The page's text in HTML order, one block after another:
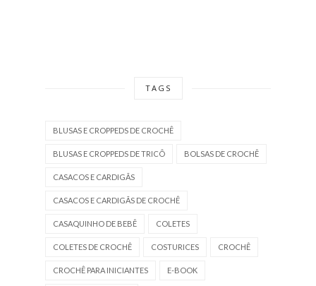
TAGS
BLUSAS E CROPPEDS DE CROCHÊ
BLUSAS E CROPPEDS DE TRICÔ BOLSAS DE CROCHÊ
CASACOS E CARDIGÃS
CASACOS E CARDIGÃS DE CROCHÊ
CASAQUINHO DE BEBÊ COLETES
COLETES DE CROCHÊ COSTURICES CROCHÊ
CROCHÊ PARA INICIANTES E-BOOK